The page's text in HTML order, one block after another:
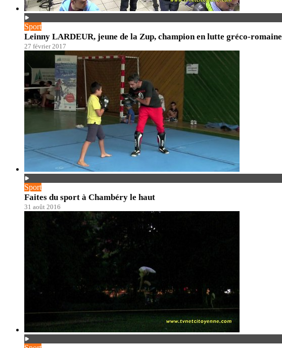
Sport
Leinny LARDEUR, jeune de la Zup, champion en lutte gréco-romaine
27 février 2017
Sport
Faites du sport à Chambéry le haut
31 août 2016